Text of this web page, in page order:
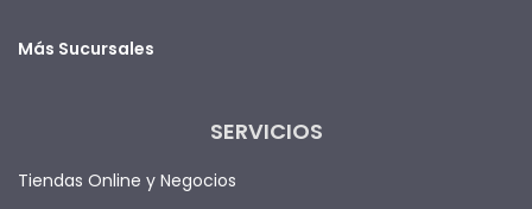
Más Sucursales
SERVICIOS
Tiendas Online y Negocios